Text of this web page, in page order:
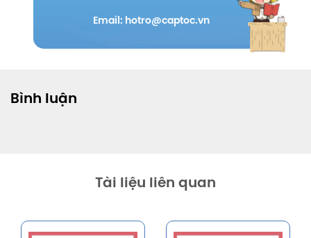
Email: hotro@captoc.vn
Bình luận
Tài liệu liên quan